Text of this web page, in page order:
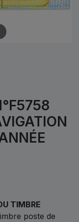
TIMBRE
poste de